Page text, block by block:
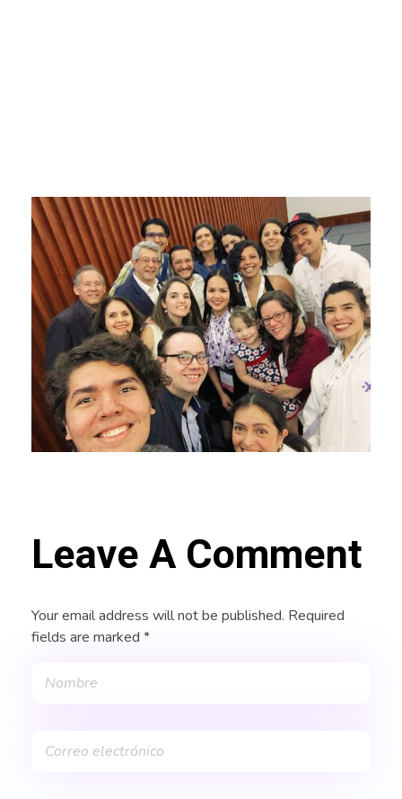
Leave A Comment
Your email address will not be published. Required
fields are marked *